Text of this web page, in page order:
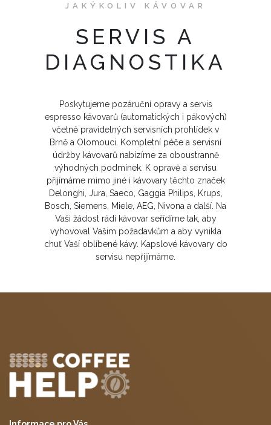
JAKÝKOLIV KÁVOVAR
SERVIS A
DIAGNOSTIKA
Poskytujeme pozáruční opravy a servis
espresso kávovarů (automatických i pákových)
včetně pravidelných servisních prohlídek v
Brně a Olomouci. Kompletní péče a servisní
údržby kávovarů nabízíme za oboustranně
výhodných podmínek. K opravě a servisu
přijímáme mimo jiné i kávovary těchto značek
Delonghi, Jura, Saeco, Gaggia Philips, Krups,
Bosch, Siemens, Miele, AEG, Nivona a další. Na
Vaši žádost rádi kávovar seřídíme tak, aby
vyhovoval Vašim požadavkům a aby vynikla
chuť Vaší oblíbené kávy. Kapslové kávovary do
servisu nepřijímáme.